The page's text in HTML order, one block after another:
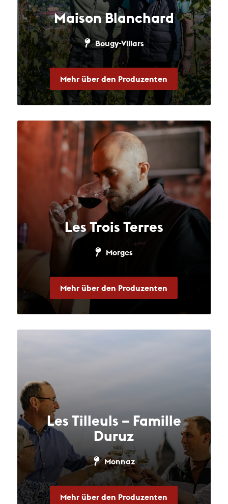
Maison Blanchard
Bougy-Villars
Mehr über den Produzenten
Les Trois Terres
Morges
Mehr über den Produzenten
Les Tilleuls – Famille
Duruz
Monnaz
Mehr über den Produzenten